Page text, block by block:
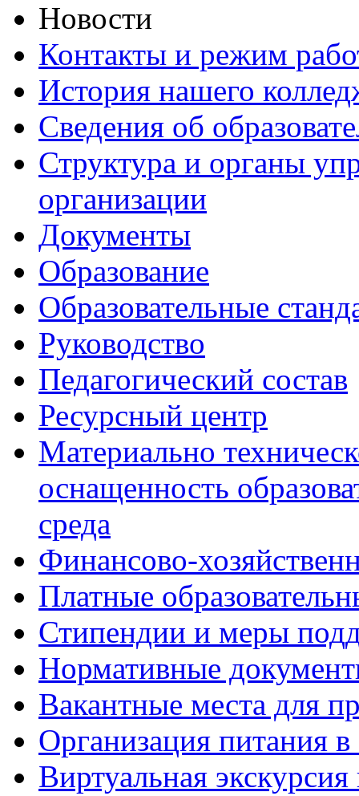
Новости
Контакты и режим
История нашего
Сведения об
Структура и органы
организации
Документы
Образование
Образовательные
Руководство
Педагогический состав
Ресурсный центр
Материально
оснащенность
среда
Финансово-
Платные
Стипендии и меры
Нормативные
Вакантные места для
Организация питания в
Виртуальная